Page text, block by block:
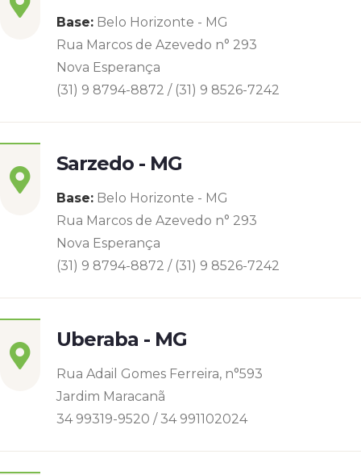
Base: Belo Horizonte - MG
Rua Marcos de Azevedo n° 293
Nova Esperança
(31) 9 8794-8872 / (31) 9 8526-7242
Sarzedo - MG
Base: Belo Horizonte - MG
Rua Marcos de Azevedo n° 293
Nova Esperança
(31) 9 8794-8872 / (31) 9 8526-7242
Uberaba - MG
Rua Adail Gomes Ferreira, n°593
Jardim Maracanã
34 99319-9520 / 34 991102024